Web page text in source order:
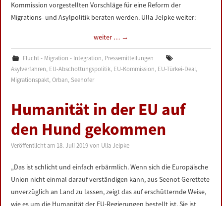
Kommission vorgestellten Vorschläge für eine Reform der
Migrations- und Asylpolitik beraten werden. Ulla Jelpke weiter:
weiter … →
Flucht - Migration - Integration, Pressemitteilungen
Asylverfahren, EU-Abschottungspolitik, EU-Kommission, EU-Türkei-Deal,
Migrationspakt,Orban, Seehofer
Humanität in der EU auf
den Hund gekommen
Veröffentlicht am 18. Juli 2019 von Ulla Jelpke
„Das ist schlicht und einfach erbärmlich. Wenn sich die Europäische
Union nicht einmal darauf verständigen kann, aus Seenot Gerettete
unverzüglich an Land zu lassen, zeigt das auf erschütternde Weise,
wie es um die Humanität der EU-Regierungen bestellt ist. Sie ist